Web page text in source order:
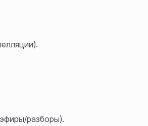
разборы).